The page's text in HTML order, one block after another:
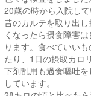
20歳の時から入院し
昔のカルテを取り出
くなったら摂食障害
ります。食べていい
たり、1日の摂取カロ
下剤乱用も過食嘔吐
しています。